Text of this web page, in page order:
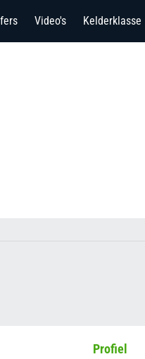
Video's Kelderklasse
Profiel